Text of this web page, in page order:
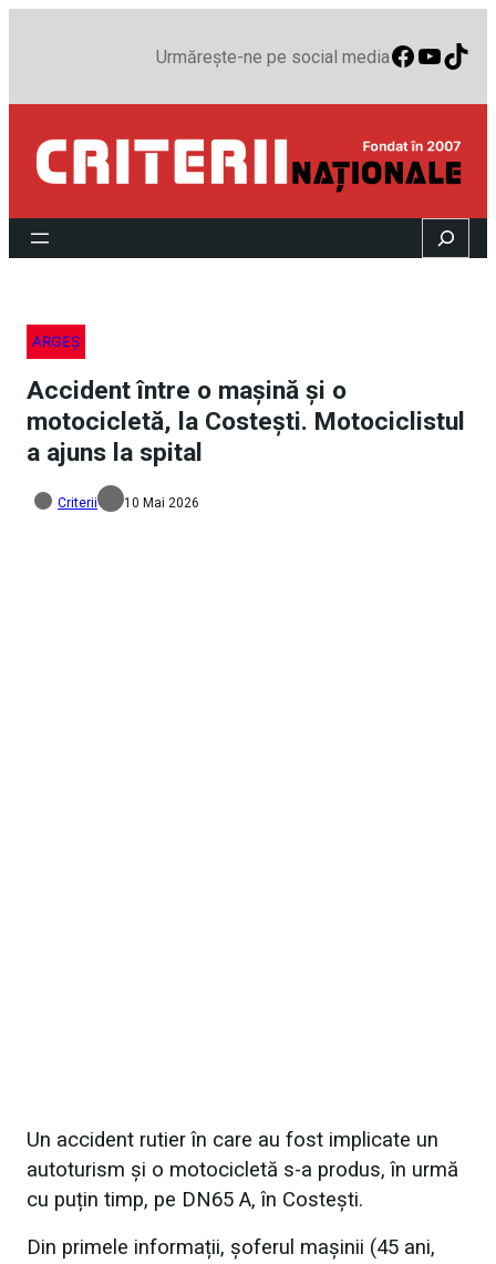
Urmărește-ne pe social media
Search
ARGEȘ
Accident între o mașină și o
motocicletă, la Costești. Motociclistul
a ajuns la spital
Criterii 10 Mai 2026
Un accident rutier în care au fost implicate un
autoturism și o motocicletă s-a produs, în urmă
cu puțin timp, pe DN65 A, în Costești.
Din primele informații, șoferul mașinii (45 ani,